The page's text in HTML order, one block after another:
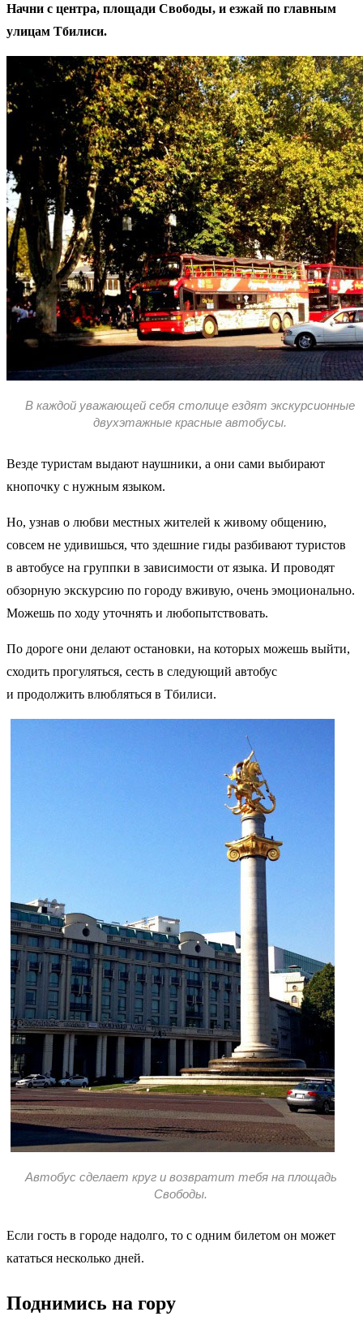
Начни с центра, площади Свободы, и езжай по главным
улицам Тбилиси.
В каждой уважающей себя столице ездят экскурсионные
двухэтажные красные автобусы.
Везде туристам выдают наушники, а они сами выбирают
кнопочку с нужным языком.
Но, узнав о любви местных жителей к живому общению,
совсем не удивишься, что здешние гиды разбивают туристов
в автобусе на группки в зависимости от языка. И проводят
обзорную экскурсию по городу вживую, очень эмоционально.
Можешь по ходу уточнять и любопытствовать.
По дороге они делают остановки, на которых можешь выйти,
сходить прогуляться, сесть в следующий автобус
и продолжить влюбляться в Тбилиси.
Автобус сделает круг и возвратит тебя на площадь
Свободы.
Если гость в городе надолго, то с одним билетом он может
кататься несколько дней.
Поднимись на гору